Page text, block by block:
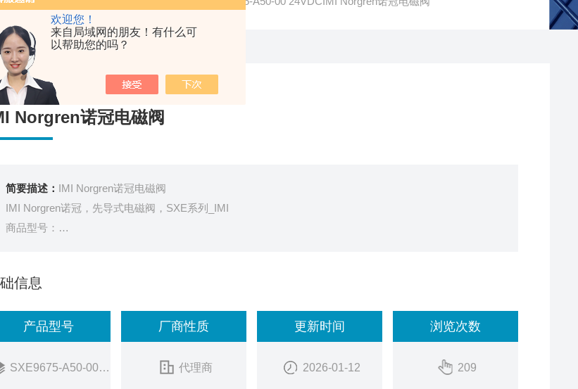
欢迎您！
来自局域网的朋友！有什么可
以帮助您的吗？
Norgren诺冠电磁阀
简要描述： IMI Norgren诺冠电磁阀
IMI Norgren诺冠，先导式电磁阀，SXE系列_IMI
商品型号：
21LE4047
销售状态：
在售
信息
产品型号
SXE9675-A50-00 24VDC
厂商性质
代理商
更新时间
2026-01-12
浏览次数
209